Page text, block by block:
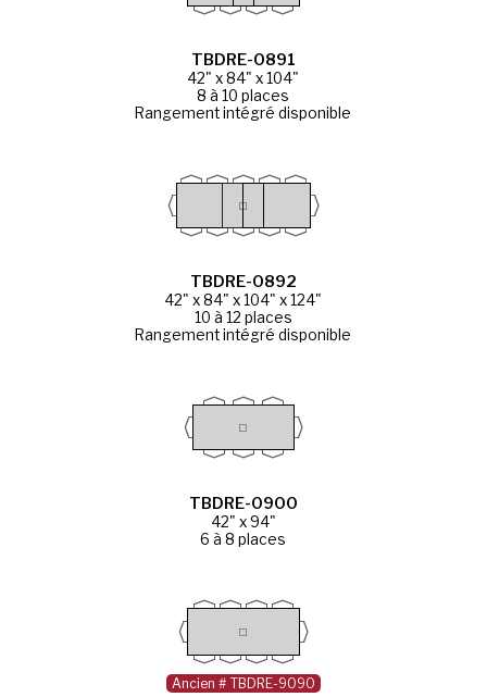
TBDRE-0891
42" x 84" x 104"
8 à 10 places
Rangement intégré disponible
TBDRE-0892
42" x 84" x 104" x 124"
10 à 12 places
Rangement intégré disponible
TBDRE-0900
42" x 94"
6 à 8 places
Ancien # TBDRE-9090